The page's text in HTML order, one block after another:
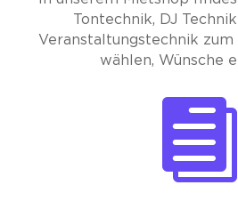
Tontechnik, DJ
Veranstaltungstechnik
wählen, Wünsche
